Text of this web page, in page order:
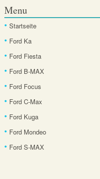
Menu
Startseite
Ford Ka
Ford Fiesta
Ford B-MAX
Ford Focus
Ford C-Max
Ford Kuga
Ford Mondeo
Ford S-MAX